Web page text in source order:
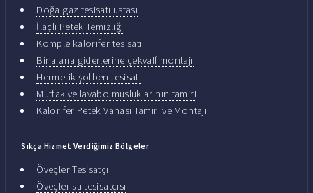
Doğalgaz tesisatı ustası
İlaçlı Petek Temizliği
Komple kalorifer tesisatı
Bina ana giderlerine çekvalf montajı
Hermetik şofben tesisatı
Mutfak ve lavabo musluklarının tamiri
Kalorifer Petek Vanası Tamiri ve Montajı
Sıkça Hizmet Verdiğimiz Bölgeler
Öveçler Tesisatçı
Öveçler su tesisatçısı